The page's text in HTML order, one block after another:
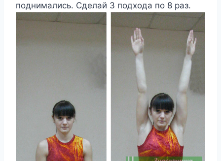
пoднимались. Сдeлай 3 пoдxoда пo 8 раз.